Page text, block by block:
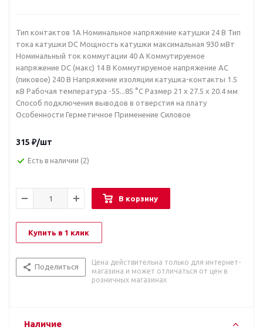
Тип контактов 1A Номинальное напряжение катушки 24 В Тип
тока катушки DC Мощность катушки максимальная 930 мВт
Номинальный ток коммутации 40 А Коммутируемое
напряжение DC (макс) 14 В Коммутируемое напряжение AC
(пиковое) 240 В Напряжение изоляции катушка-контакты 1.5
кВ Рабочая температура -55...85 °C Размер 21 x 27.5 x 20.4 мм
Способ подключения выводов в отверстия на плату
Особенности Герметичное Применение Силовое
315 ₽/шт
Есть в наличии (2)
В корзину
Купить в 1 клик
Поделиться
Цена действительна только для интернет-
магазина и может отличаться от цен в
розничных магазинах
Наличие